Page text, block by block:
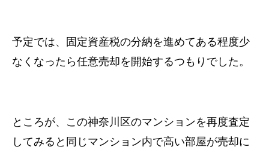
予定では、固定資産税の分納を進めてある程度少
なくなったら任意売却を開始するつもりでした。
ところが、この神奈川区のマンションを再度査定
してみると 同じマンション内で高い部屋が売却に